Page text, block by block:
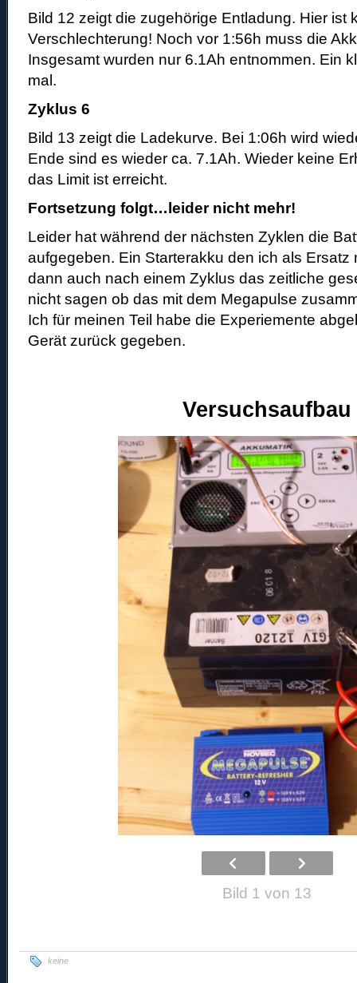
Bild 12 zeigt die zugehörige Entladung. Hier ist
Verschlechterung! Noch vor 1:56h muss die
Insgesamt wurden nur 6.1Ah entnommen. Ein
mal.
Zyklus 6
Bild 13 zeigt die Ladekurve. Bei 1:06h wird
Ende sind es wieder ca. 7.1Ah. Wieder keine
das Limit ist erreicht.
Fortsetzung folgt…leider nicht mehr!
Leider hat während der nächsten Zyklen die
aufgegeben. Ein Starterakku den ich als Ersatz
dann auch nach einem Zyklus das zeitliche
nicht sagen ob das mit dem Megapulse
Ich für meinen Teil habe die Experiemente
Gerät zurück gegeben.
Versuchsaufbau
Bild 1 von 13
keine